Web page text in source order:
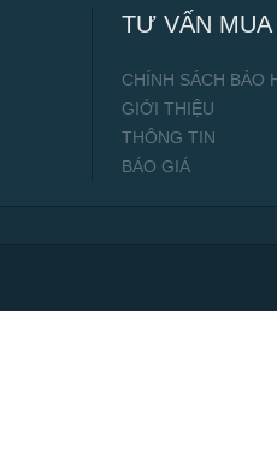
TƯ VẤN MUA
CHÍNH SÁCH BẢO
GIỚI THIỆU
THÔNG TIN
BÁO GIÁ